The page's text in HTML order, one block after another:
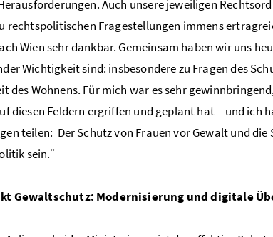
Auch unsere jeweiligen
rechtspolitischen Fragestellungen immens
Wien sehr dankbar. Gemeinsam haben wir uns
Wichtigkeit sind: insbesondere zu Fragen des
des Wohnens. Für mich war es sehr
diesen Feldern ergriffen und geplant hat – und ich
teilen: Der Schutz von Frauen vor Gewalt und
sein.“
Gewaltschutz: Modernisierung und digitale